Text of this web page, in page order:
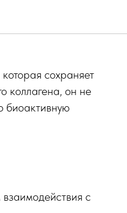
сохраняет
коллагена, он не
биоактивную
с